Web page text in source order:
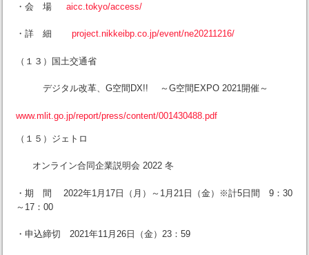
・会 場 aicc.tokyo/access/
・詳 細 project.nikkeibp.co.jp/event/ne20211216/
（１３）国土交通省
デジタル改革、G空間DX!! ～G空間EXPO 2021開催～
www.mlit.go.jp/report/press/content/001430488.pdf
（１５）ジェトロ
オンライン合同企業説明会 2022 冬
・期 間 2022年1月17日（月）～1月21日（金）※計5日間 9：30
～17：00
・申込締切 2021年11月26日（金）23：59